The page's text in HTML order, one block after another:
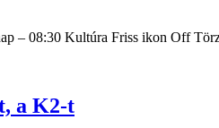
– 08:30 Kultúra Friss ikon Off
a K2-t